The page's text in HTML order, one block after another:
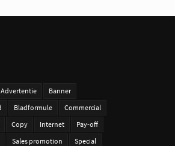
Advertentie
Banner
Bladformule
Commercial
Copy Internet
Pay-off
Sales promotion
Special